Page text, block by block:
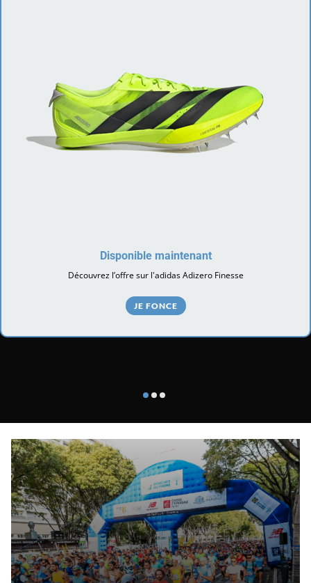
Disponible maintenant
Découvrez l’offre sur l'adidas Adizero Finesse
JE FONCE